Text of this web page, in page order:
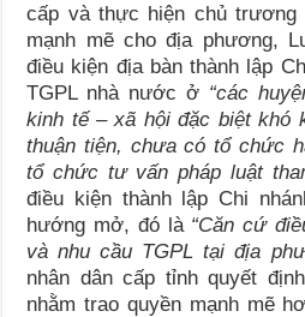
cấp và thực hiện chủ trương
mạnh mẽ cho địa phương,
điều kiện địa bàn thành lập
TGPL nhà nước ở “các
kinh tế – xã hội đặc biệt khó
thuận tiện, chưa có tổ chức
tổ chức tư vấn pháp luật
điều kiện thành lập Chi
hướng mở, đó là “Căn cứ
và nhu cầu TGPL tại địa
nhân dân cấp tỉnh quyết
nhằm trao quyền mạnh mẽ